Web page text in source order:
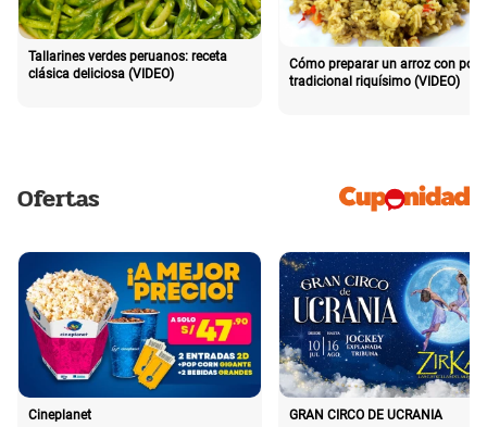
Tallarines verdes peruanos: receta
clásica deliciosa (VIDEO)
Cómo preparar un arroz con pollo
tradicional riquísimo (VIDEO)
Ofertas
Cineplanet GRAN CIRCO DE UCRANIA